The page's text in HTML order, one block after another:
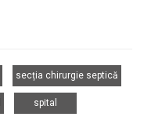
secția chirurgie septică
spital